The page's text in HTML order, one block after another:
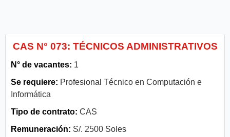
CAS N° 073: TÉCNICOS ADMINISTRATIVOS
N° de vacantes: 1
Se requiere: Profesional Técnico en Computación e
Informática
Tipo de contrato: CAS
Remuneración: S/. 2500 Soles